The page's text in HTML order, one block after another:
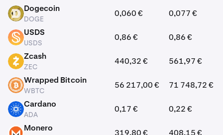
DOGE Dogecoin
DOGE
0,060 € 0,077 €
USDS USDS
USDS
0,86 € 0,86 €
ZEC Zcash
ZEC
440,32 € 561,97 €
WBTC Wrapped Bitcoin
WBTC
56 217,00 € 71 748,72 €
ADA Cardano
ADA
0,17 € 0,22 €
XMR Monero 319,80 € 408,15 €